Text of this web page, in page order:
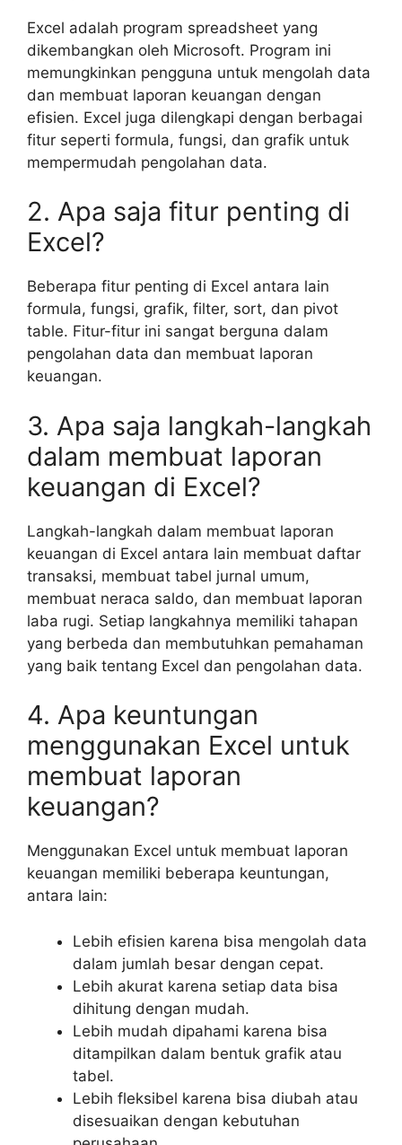
Excel adalah program spreadsheet yang
dikembangkan oleh Microsoft. Program ini
memungkinkan pengguna untuk mengolah data
dan membuat laporan keuangan dengan
efisien. Excel juga dilengkapi dengan berbagai
fitur seperti formula, fungsi, dan grafik untuk
mempermudah pengolahan data.
2. Apa saja fitur penting di
Excel?
Beberapa fitur penting di Excel antara lain
formula, fungsi, grafik, filter, sort, dan pivot
table. Fitur-fitur ini sangat berguna dalam
pengolahan data dan membuat laporan
keuangan.
3. Apa saja langkah-langkah
dalam membuat laporan
keuangan di Excel?
Langkah-langkah dalam membuat laporan
keuangan di Excel antara lain membuat daftar
transaksi, membuat tabel jurnal umum,
membuat neraca saldo, dan membuat laporan
laba rugi. Setiap langkahnya memiliki tahapan
yang berbeda dan membutuhkan pemahaman
yang baik tentang Excel dan pengolahan data.
4. Apa keuntungan
menggunakan Excel untuk
membuat laporan
keuangan?
Menggunakan Excel untuk membuat laporan
keuangan memiliki beberapa keuntungan,
antara lain:
Lebih efisien karena bisa mengolah data
dalam jumlah besar dengan cepat.
Lebih akurat karena setiap data bisa
dihitung dengan mudah.
Lebih mudah dipahami karena bisa
ditampilkan dalam bentuk grafik atau
tabel.
Lebih fleksibel karena bisa diubah atau
disesuaikan dengan kebutuhan